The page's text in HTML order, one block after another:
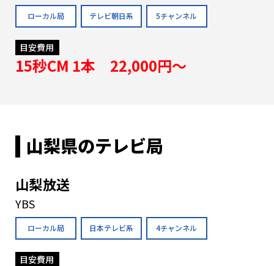
ローカル局 テレビ朝日系 5チャンネル
目安費用
15秒CM 1本 22,000円〜
山梨県のテレビ局
山梨放送
YBS
ローカル局 日本テレビ系 4チャンネル
目安費用